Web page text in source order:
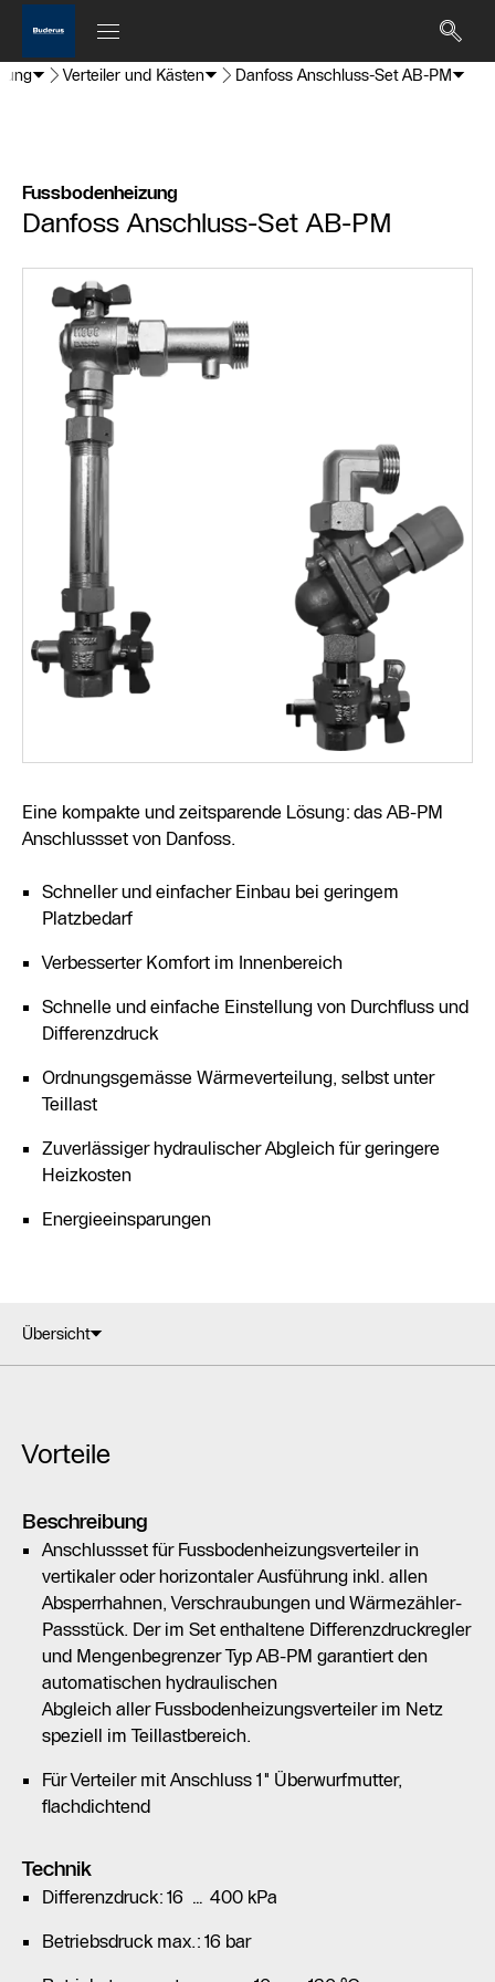
Verteiler und Kästen Danfoss Anschluss-Set AB-PM
Fussbodenheizung
Danfoss Anschluss-Set AB-PM
Eine kompakte und zeitsparende Lösung: das AB-PM
Anschlussset von Danfoss.
Schneller und einfacher Einbau bei geringem
Platzbedarf
Verbesserter Komfort im Innenbereich
Schnelle und einfache Einstellung von Durchfluss und
Differenzdruck
Ordnungsgemässe Wärmeverteilung, selbst unter
Teillast
Zuverlässiger hydraulischer Abgleich für geringere
Heizkosten
Energieeinsparungen
Übersicht
Vorteile
Beschreibung
Anschlussset für Fussbodenheizungsverteiler in
vertikaler oder horizontaler Ausführung inkl. allen
Absperrhahnen, Verschraubungen und Wärmezähler-
Passstück. Der im Set enthaltene Differenzdruckregler
und Mengenbegrenzer Typ AB-PM garantiert den
automatischen hydraulischen
Abgleich aller Fussbodenheizungsverteiler im Netz
speziell im Teillastbereich.
Für Verteiler mit Anschluss 1" Überwurfmutter,
flachdichtend
Technik
Differenzdruck: 16 … 400 kPa
Betriebsdruck max.: 16 bar